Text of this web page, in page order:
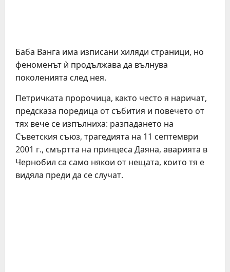
Баба Ванга има изписани хиляди страници, но
феноменът ѝ продължава да вълнува
поколенията след нея.
Петричката пророчица, както често я наричат,
предсказа поредица от събития и повечето от
тях вече се изпълниха: разпадането на
Съветския съюз, трагедията на 11 септември
2001 г., смъртта на принцеса Даяна, аварията в
Чернобил са само някои от нещата, които тя е
видяла преди да се случат.